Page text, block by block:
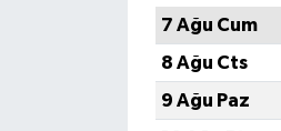
7 Ağu Cum
8 Ağu Cts
9 Ağu Paz
Günün Haberleri